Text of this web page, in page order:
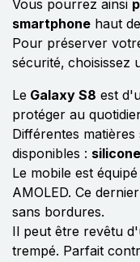
Vous pourrez ainsi
smartphone haut
Pour préserver
sécurité, choisissez
Le Galaxy S8 est
protéger au
Différentes matières
disponibles : silicone
Le mobile est
AMOLED. Ce
sans bordures.
Il peut être revêtu
trempé. Parfait